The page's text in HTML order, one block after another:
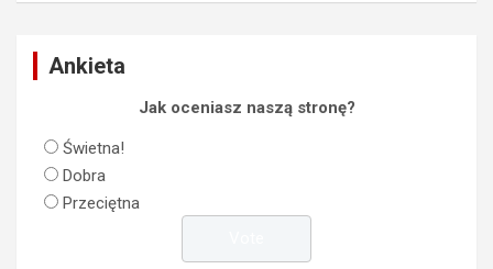
Ankieta
Jak oceniasz naszą stronę?
Świetna!
Dobra
Przeciętna